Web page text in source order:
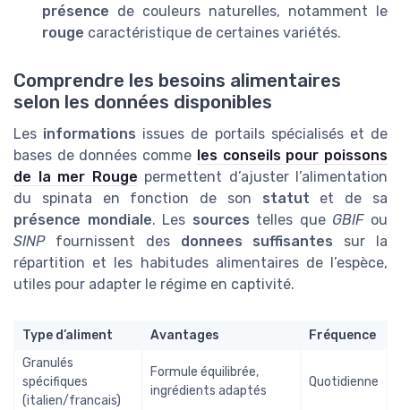
présence de couleurs naturelles, notamment le
rouge caractéristique de certaines variétés.
Comprendre les besoins alimentaires
selon les données disponibles
Les informations issues de portails spécialisés et de
bases de données comme les conseils pour poissons
de la mer Rouge permettent d’ajuster l’alimentation
du spinata en fonction de son statut et de sa
présence mondiale. Les sources telles que GBIFou
SINPfournissent des donnees suffisantes sur la
répartition et les habitudes alimentaires de l’espèce,
utiles pour adapter le régime en captivité.
Type d’aliment Avantages
Fréquence
Granulés
spécifiques
(italien/francais)
Formule équilibrée,
ingrédients adaptés
Quotidienne